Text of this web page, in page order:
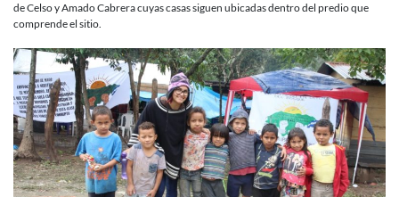
de Celso y Amado Cabrera cuyas casas siguen ubicadas dentro del predio que
comprende el sitio.